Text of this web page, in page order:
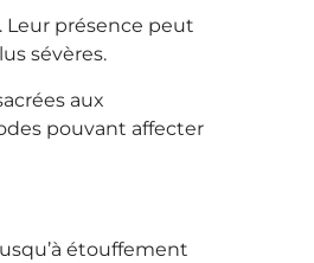
Leur présence peut
sévères.
aux
pouvant affecter
étouffement